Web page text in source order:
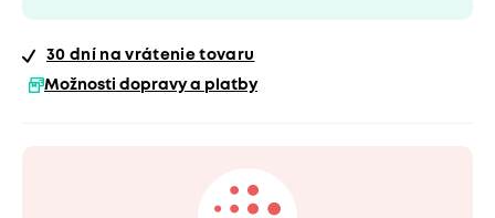
30 dní na vrátenie tovaru
Možnosti dopravy a platby